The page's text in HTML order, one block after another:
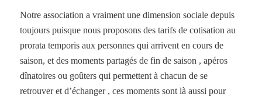
Notre association a vraiment une dimension sociale depuis
toujours puisque nous proposons des tarifs de cotisation au
prorata temporis aux personnes qui arrivent en cours de
saison, et des moments partagés de fin de saison , apéros
dînatoires ou goûters qui permettent à chacun de se
retrouver et d’échanger , ces moments sont là aussi pour